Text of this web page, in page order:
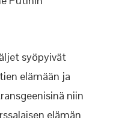
syöpyivät
elämään ja
niin
elämän